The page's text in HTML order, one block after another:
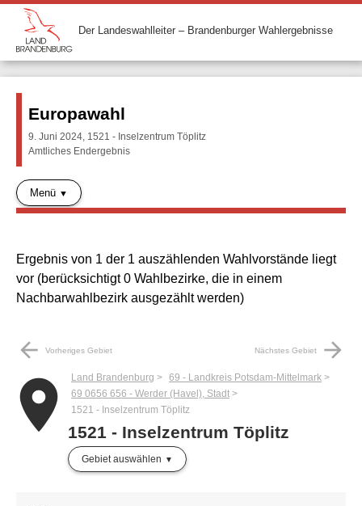
Der Landeswahlleiter – Brandenburger Wahlergebnisse
Europawahl
9. Juni 2024, 1521 - Inselzentrum Töplitz
Amtliches Endergebnis
Menü
Ergebnis von 1 der 1 auszählenden Wahlvorstände liegt
vor (berücksichtigt 0 Wahlbezirke, die in einem
Nachbarwahlbezirk ausgezählt werden)
arrow_back Vorheriges Gebiet Nächstes Gebiet arrow_forward
place Land Brandenburg
69 - Landkreis Potsdam-Mittelmark
69 0656 656 - Werder (Havel), Stadt
1521 - Inselzentrum Töplitz
1521 - Inselzentrum Töplitz
Gebiet auswählen